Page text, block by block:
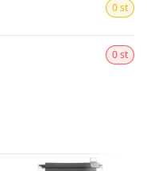
0 st
0 st